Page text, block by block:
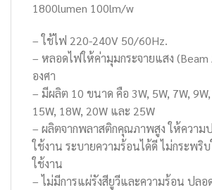
1800lumen 100lm/w
– ใช้ไฟ 220-240V 50/60Hz.
– หลอดไฟให้ค่ามุมกระจายแสง (Beam
องศา
– มีผลิต 10 ขนาด คือ 3W, 5W, 7W, 9W,
15W, 18W, 20W และ 25W
– ผลิตจากพลาสติกคุณภาพสูง ให้ความ
ใช้งาน ระบายความร้อนได้ดี ไม่กระพริบ
ใช้งาน
– ไม่มีการแผ่รังสียูวีและความร้อน ปลอ